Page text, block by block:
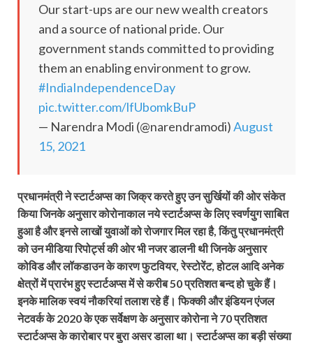
Our start-ups are our new wealth creators
and a source of national pride. Our
government stands committed to providing
them an enabling environment to grow.
#IndiaIndependenceDay
pic.twitter.com/lfUbomkBuP
— Narendra Modi (@narendramodi)August
15, 2021
प्रधानमंत्री ने स्टार्टअप्स का जिक्र करते हुए उन सुर्खियों की ओर संकेत
किया जिनके अनुसार कोरोनाकाल नये स्टार्टअप्स के लिए स्वर्णयुग साबित
हुआ है और इनसे लाखों युवाओं को रोजगार मिल रहा है, किंतु प्रधानमंत्री
को उन मीडिया रिपोर्ट्स की ओर भी नजर डालनी थी जिनके अनुसार
कोविड और लॉकडाउन के कारण फुटवियर, रेस्टोरेंट, होटल आदि अनेक
क्षेत्रों में प्रारंभ हुए स्टार्टअप्स में से करीब 50 प्रतिशत बन्द हो चुके हैं।
इनके मालिक स्वयं नौकरियां तलाश रहे हैं। फिक्की और इंडियन एंजल
नेटवर्क के 2020 के एक सर्वेक्षण के अनुसार कोरोना ने 70 प्रतिशत
स्टार्टअप्स के कारोबार पर बुरा असर डाला था। स्टार्टअप्स का बड़ी संख्या